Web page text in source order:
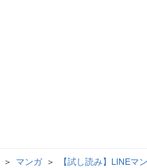
マンガ 【試し読み】LINE